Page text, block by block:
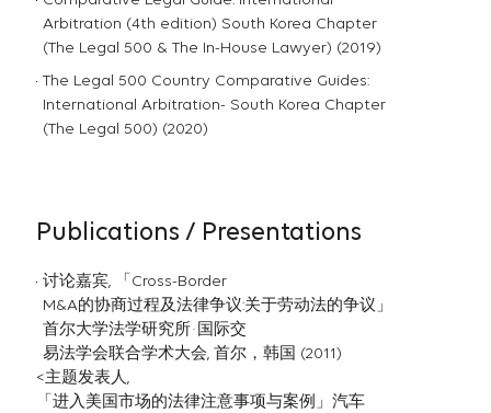
Arbitration (4th edition) South Korea Chapter
(The Legal 500 & The In-House Lawyer) (2019)
The Legal 500 Country Comparative Guides:
International Arbitration- South Korea Chapter
(The Legal 500) (2020)
Publications / Presentations
讨论嘉宾, 「Cross-Border
M&A的协商过程及法律争议:关于劳动法的争议」
首尔大学法学研究所·国际交
易法学会联合学术大会, 首尔，韩国 (2011)
<主题发表人,
「进入美国市场的法律注意事项与案例」汽⻋